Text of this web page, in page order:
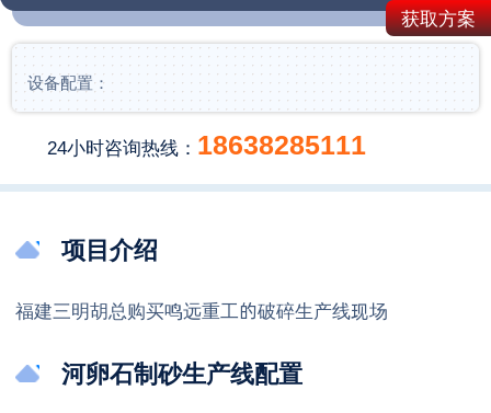
获取方案
设备配置：
24小时咨询热线： 18638285111
项目介绍
福建三明胡总购买鸣远重工的破碎生产线现场
河卵石制砂生产线配置